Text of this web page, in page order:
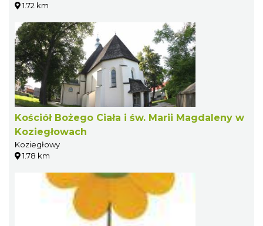
1.72 km
Kościół Bożego Ciała i św. Marii Magdaleny w
Koziegłowach
Koziegłowy
1.78 km